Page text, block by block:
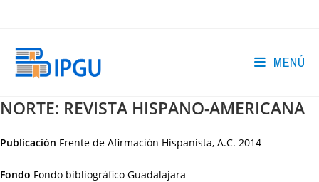
MENÚ
NORTE: REVISTA HISPANO-AMERICANA
Publicación Frente de Afirmación Hispanista, A.C. 2014
Fondo Fondo bibliográfico Guadalajara